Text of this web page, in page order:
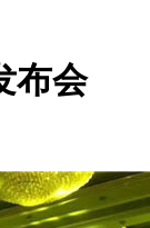
布会